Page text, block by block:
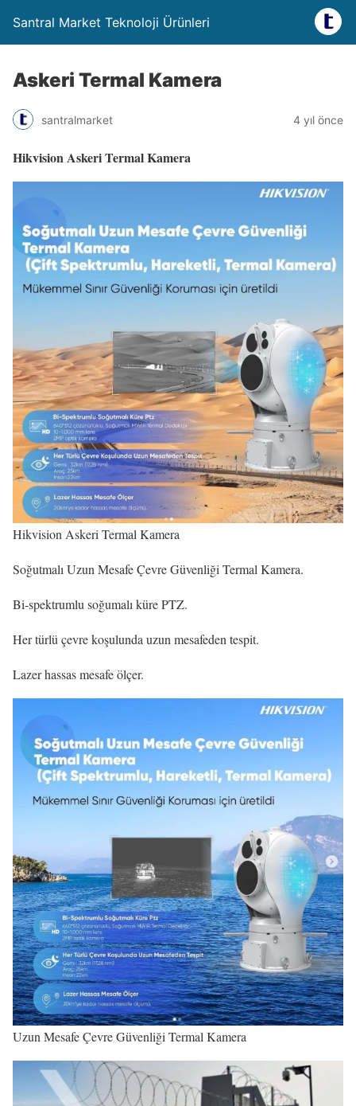
Santral Market Teknoloji Ürünleri
Askeri Termal Kamera
santralmarket 4 yıl önce
Hikvision Askeri Termal Kamera
Hikvision Askeri Termal Kamera
Soğutmalı Uzun Mesafe Çevre Güvenliği Termal Kamera.
Bi-spektrumlu soğumalı küre PTZ.
Her türlü çevre koşulunda uzun mesafeden tespit.
Lazer hassas mesafe ölçer.
Uzun Mesafe Çevre Güvenliği Termal Kamera